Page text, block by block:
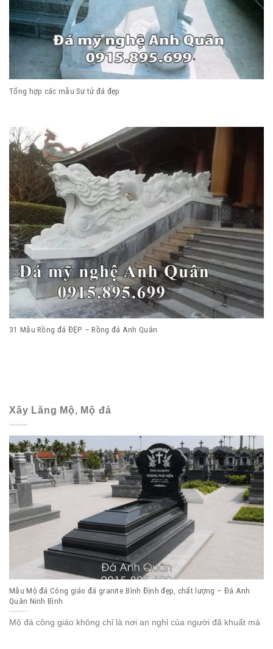
Tổng hợp các mẫu Sư tử đá đẹp
31 Mẫu Rồng đá ĐẸP – Rồng đá Anh Quân
Xây Lăng Mộ, Mộ đá
Mẫu Mộ đá Công giáo đá granite Bình Định đẹp, chất lượng – Đá Anh
Quân Ninh Bình
Mộ đá công giáo không chỉ là nơi an nghỉ của người đã khuất mà